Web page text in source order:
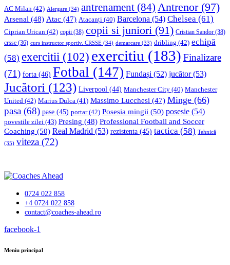
AC Milan (42) Alergare (34) antrenament (84) Antrenor(97)
Arsenal (48) Atac (47) Atacanți (40) Barcelona (54) Chelsea (61)
Ciprian Urican (42) copii (38) copii si juniori (91) Cristian Sandor (38)
crsse (36) curs instructor sportiv. CRSSE (34) demarcare (33) dribling (42) echipă
(58) exercitii (102) exercitiu (183) Finalizare
(71) forta (46) Fotbal (147) Fundași (52) jucător(53)
Jucători (123) Liverpool (44) Manchester City (40) Manchester
United (42) Marius Dulca (41) Massimo Lucchesi (47) Minge (66)
pasa (68) pase (45) portar(42) Posesia mingii (50) posesie (54)
povestile zilei (43) Presing (48) Professional Football and Soccer
Coaching (50) Real Madrid (53) rezistenta (45) tactica (58) Tehnică
(35) viteza (72)
0724 022 858
+4 0724 022 858
contact@coaches-ahead.ro
facebook-1
Meniu principal